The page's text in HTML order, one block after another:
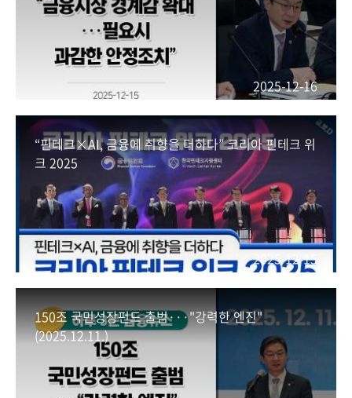
회
2025-12-16
“핀테크×AI, 금융에 취향을 더하다” 코리아 핀테크 위
크 2025
2025-12-15
150조 국민성장펀드 출범···"강력한 엔진"
(2025.12.11.)